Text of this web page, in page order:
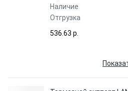
Наличие
Отгрузка
536.63 p.